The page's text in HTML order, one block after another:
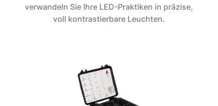
verwandeln Sie Ihre LED-Praktiken in präzise,
voll kontrastierbare Leuchten.